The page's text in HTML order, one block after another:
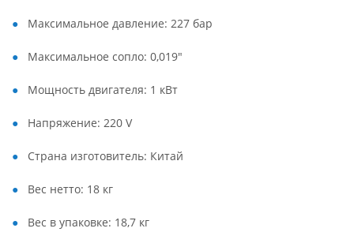
Максимальное давление: 227 бар
Максимальное сопло: 0,019″
Мощность двигателя: 1 кВт
Напряжение: 220 V
Страна изготовитель: Китай
Вес нетто: 18 кг
Вес в упаковке: 18,7 кг